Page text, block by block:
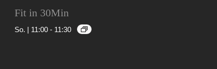
Fit in 30Min
So. | 11:00 - 11:30